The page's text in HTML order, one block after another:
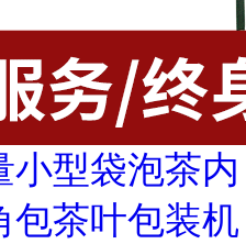
小型袋泡茶内
包茶叶包装机